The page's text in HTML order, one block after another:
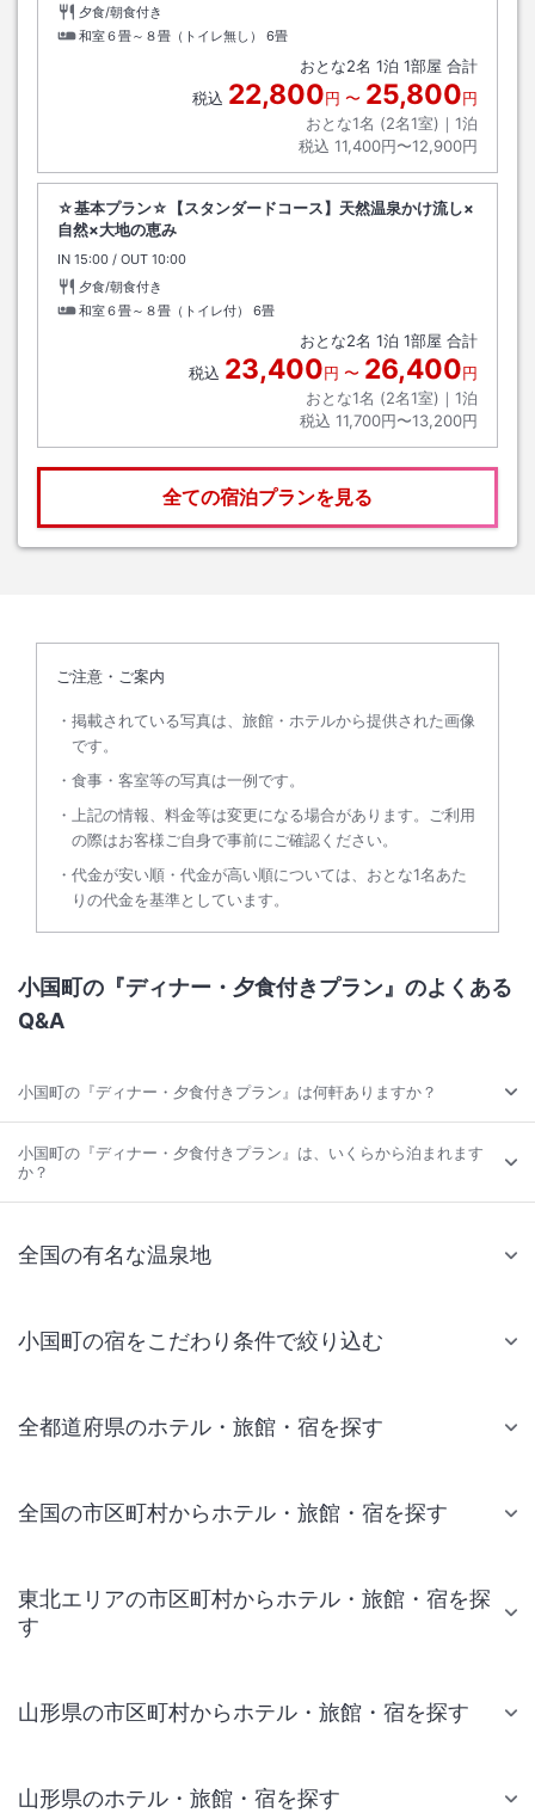
夕食/朝食付き
和室６畳～８畳（トイレ無し）
6畳
おとな2名 1泊 1部屋 合計
税込 22,800円 〜 25,800円
おとな1名 (2名1室)｜ 1泊
税込 11,400円〜12,900円
☆基本プラン☆【スタンダードコース】天然温泉かけ流し×
自然×大地の恵み
IN チェックイン
15:00 / OUT チェックアウト
10:00
夕食/朝食付き
和室６畳～８畳（トイレ付）
6畳
おとな2名 1泊 1部屋 合計
税込 23,400円 〜 26,400円
おとな1名 (2名1室)｜ 1泊
税込 11,700円〜13,200円
全ての宿泊プランを見る
ご注意・ご案内
掲載されている写真は、旅館・ホテルから提供された画像
です。
食事・客室等の写真は一例です。
上記の情報、料金等は変更になる場合があります。ご利用
の際はお客様ご自身で事前にご確認ください。
代金が安い順・代金が高い順については、おとな1名あた
りの代金を基準としています。
小国町の『ディナー・夕食付きプラン』のよくある
Q&A
小国町の『ディナー・夕食付きプラン』は何軒ありますか？
小国町の『ディナー・夕食付きプラン』は、いくらから泊まれます
か？
全国の有名な温泉地
小国町の宿をこだわり条件で絞り込む
全都道府県のホテル・旅館・宿を探す
全国の市区町村からホテル・旅館・宿を探す
東北エリアの市区町村からホテル・旅館・宿を探
す
山形県の市区町村からホテル・旅館・宿を探す
山形県のホテル・旅館・宿を探す